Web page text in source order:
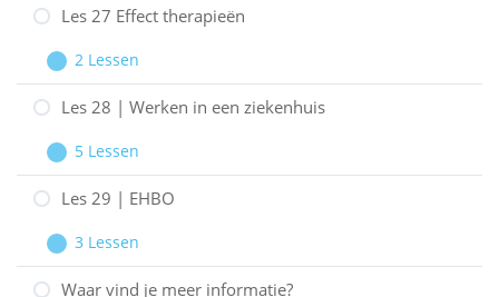
zeker
26
Eenzaamheid
Les 27 Effect therapieën
Uitbreiden
Les
27
therapieën
2 Lessen
Les 28 | Werken in een ziekenhuis
Uitbreiden
Les
28
Werken
in
5 Lessen
Les 29 | EHBO
Uitbreiden
Les
29
3 Lessen
Waar vind je meer informatie?